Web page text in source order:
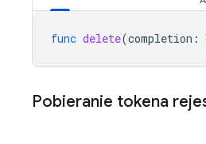
func delete(completion :
Pobieranie tokena